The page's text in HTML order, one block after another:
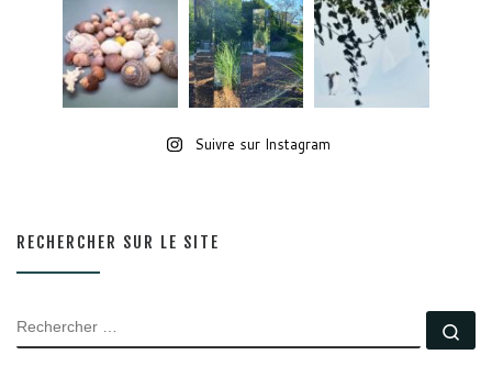
Suivre sur Instagram
RECHERCHER SUR LE SITE
RECHERCHER